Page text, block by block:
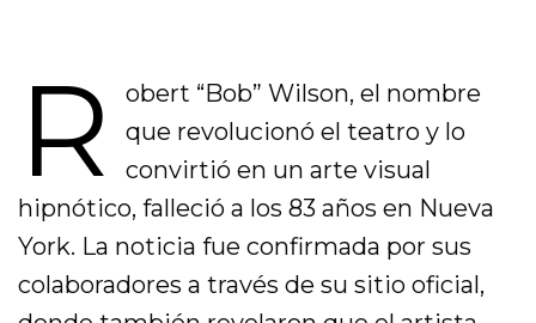
R
obert “Bob” Wilson, el nombre
que revolucionó el teatro y lo
convirtió en un arte visual
hipnótico, falleció a los 83 años en Nueva
York. La noticia fue confirmada por sus
colaboradores a través de su sitio oficial,